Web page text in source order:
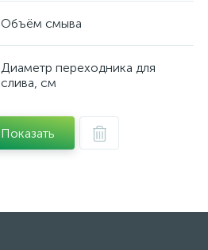
Объём смыва
Диаметр переходника для
слива, см
Показать